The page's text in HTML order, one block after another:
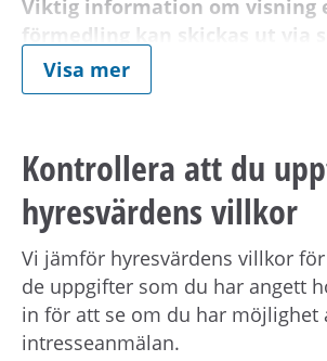
Viktig information om visning
förmedling kan skickas ut via
dina kontaktuppgifter på Mina
hushållsmedlemmar hämtar och
familjeuppgifter om dig, din
medboende och eventuella barn.
Observera att om
en helgdag eller en röd dag sker
nästkommande vardag.
Visa mer
Kontrollera att du
hyresvärdens villkor
Vi jämför hyresvärdens villkor
de uppgifter som du har angett
in för att se om du har möjlighet
intresseanmälan.